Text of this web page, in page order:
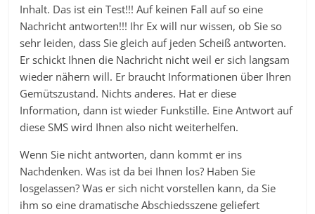
Inhalt. Das ist ein Test!!! Auf keinen Fall auf so eine
Nachricht antworten!!! Ihr Ex will nur wissen, ob Sie so
sehr leiden, dass Sie gleich auf jeden Scheiß antworten.
Er schickt Ihnen die Nachricht nicht weil er sich langsam
wieder nähern will. Er braucht Informationen über Ihren
Gemütszustand. Nichts anderes. Hat er diese
Information, dann ist wieder Funkstille. Eine Antwort auf
diese SMS wird Ihnen also nicht weiterhelfen.
Wenn Sie nicht antworten, dann kommt er ins
Nachdenken. Was ist da bei Ihnen los? Haben Sie
losgelassen? Was er sich nicht vorstellen kann, da Sie
ihm so eine dramatische Abschiedsszene geliefert